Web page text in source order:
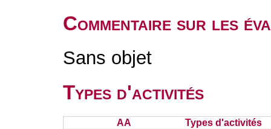
Commentaire sur les
Sans objet
Types d'activités
AA Types d'activités